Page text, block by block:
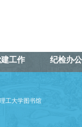
工作 纪检办
工大学图书馆